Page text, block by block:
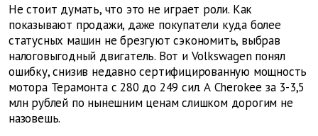
Не стоит думать, что это не играет роли. Как
показывают продажи, даже покупатели куда более
статусных машин не брезгуют сэкономить, выбрав
налоговыгодный двигатель. Вот и Volkswagen понял
ошибку, снизив недавно сертифицированную мощность
мотора Терамонта с 280 до 249 сил. А Cherokee за 3-3,5
млн рублей по нынешним ценам слишком дорогим не
назовешь.